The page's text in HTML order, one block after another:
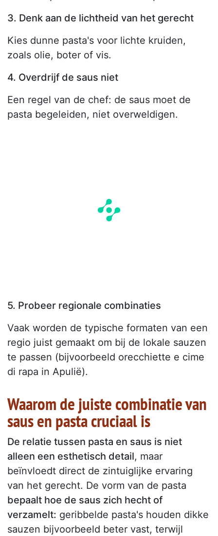
3. Denk aan de lichtheid van het gerecht
Kies dunne pasta's voor lichte kruiden,
zoals olie, boter of vis.
4. Overdrijf de saus niet
Een regel van de chef: de saus moet de
pasta begeleiden, niet overweldigen.
5. Probeer regionale combinaties
Vaak worden de typische formaten van een
regio juist gemaakt om bij de lokale sauzen
te passen (bijvoorbeeld orecchiette e cime
di rapa in Apulië).
Waarom de juiste combinatie van
saus en pasta cruciaal is
De relatie tussen pasta en saus is niet
alleen een esthetisch detail, maar
beïnvloedt direct de zintuiglijke ervaring
van het gerecht. De vorm van de pasta
bepaalt hoe de saus zich hecht of
verzamelt: geribbelde pasta's houden dikke
sauzen bijvoorbeeld beter vast, terwijl